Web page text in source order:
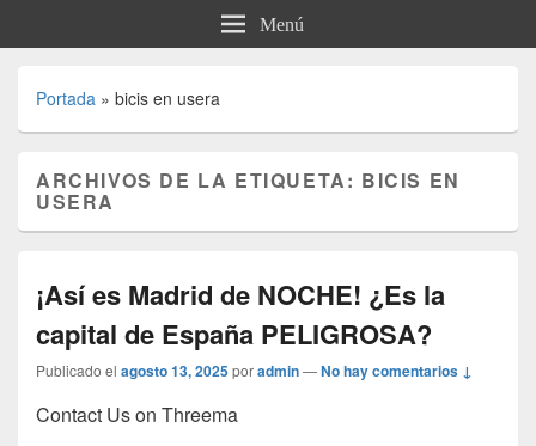
Menú
Portada » bicis en usera
ARCHIVOS DE LA ETIQUETA: BICIS EN
USERA
¡Así es Madrid de NOCHE! ¿Es la
capital de España PELIGROSA?
Publicado el agosto 13, 2025poradmin—No hay comentarios ↓
Contact Us on Threema